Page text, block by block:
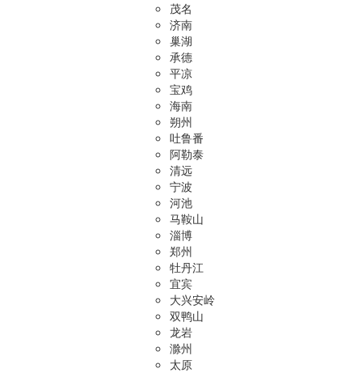
茂名
济南
巢湖
承德
平凉
宝鸡
海南
朔州
吐鲁番
阿勒泰
清远
宁波
河池
马鞍山
淄博
郑州
牡丹江
宜宾
大兴安岭
双鸭山
龙岩
滁州
太原